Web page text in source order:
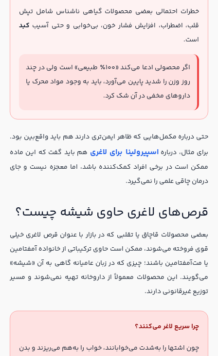
خطرات احتمالی بعضی محصولات گیاهی ناشناس شامل تپش
قلب، اضطراب، افزایش فشار خون، بی‌خوابی و حتی آسیبکبد
است.
اگر محصولی ادعا می‌کند «۱۰۰٪ طبیعی» است ولی در چند
روز وزن را شدید پایین می‌آورد، باید به وجود مواد محرک یا
داروهای مخفی در آن شک کرد.
حتی درباره مکمل‌هایی که ظاهر ایمن‌تری دارند هم باید واقع‌بین بود.
برای مثال، دربارهاسپیرولینا برای لاغریهم باید گفت که این ماده
ممکن است در برخی افراد کمک‌کننده باشد، اما معجزه نیست و جای
درمان چاقی علمی را نمی‌گیرد.
قرص‌های لاغری حاوی شیشه چیست؟
بعضی محصولات قاچاق یا تقلبی که در بازار با عنوان قرص لاغری خیلی
قوی فروخته می‌شوند، ممکن است حاوی ترکیباتی از خانواده آمفتامین
یا مت‌آمفتامین باشند؛ چیزی که در زبان عامیانه گاهی به آن «شیشه»
می‌گویند. این محصولات معمولاً از داروخانه تهیه نمی‌شوند و مسیر
توزیع غیرقانونی دارند.
چرا سریع لاغر می‌کنند؟
چون اشتها را به‌شدت می‌خوابانند، خواب را به‌هم می‌ریزند و بدن